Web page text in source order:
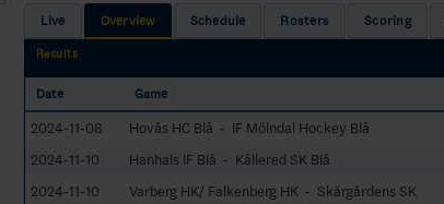
Live Overview Schedule Rosters Scoring
Results
Date Game
2024-11-08 Hovås HC Blå - IF Mölndal Hockey Blå
2024-11-10
Hanhals IF Blå - Kållered SK Blå
2024-11-10
Varberg HK/ Falkenberg HK - Skärgårdens SK